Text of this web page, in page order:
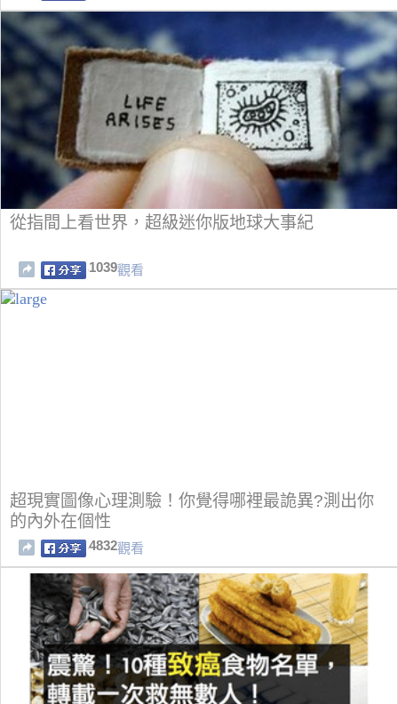
從指間上看世界，超級迷你版地球大事紀
1039觀看
超現實圖像心理測驗！你覺得哪裡最詭異?測出你
的內外在個性
4832觀看